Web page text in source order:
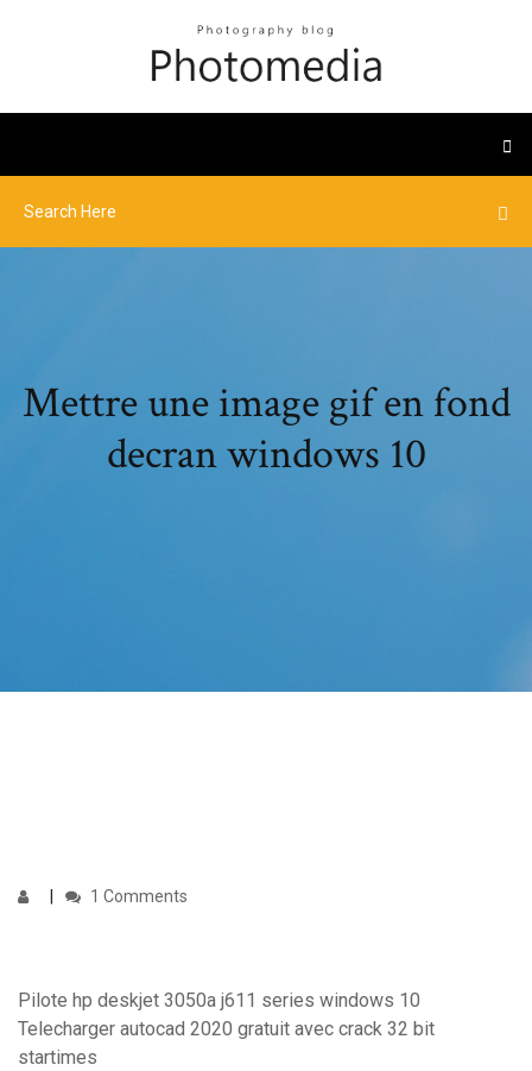
Mettre une image gif en fond
decran windows 10
1 Comments
Pilote hp deskjet 3050a j611 series windows 10
Telecharger autocad 2020 gratuit avec crack 32 bit
startimes